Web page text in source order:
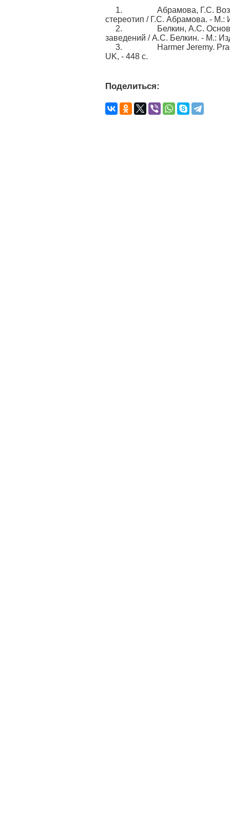
1. Абрамова, Г.С.
стереотип / Г.С. Абрамова. - М.:
2. Белкин, А.С. Основы
заведений / А.С. Белкин. - М.:
3. Harmer Jeremy. Practice
UK, - 448 c.
Поделиться: